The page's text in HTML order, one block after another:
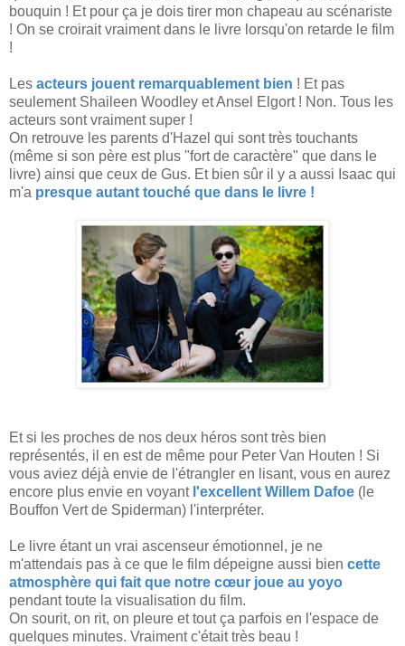
bouquin ! Et pour ça je dois tirer mon chapeau au scénariste
! On se croirait vraiment dans le livre lorsqu'on retarde le film
!
Les acteurs jouent remarquablement bien ! Et pas
seulement Shaileen Woodley et Ansel Elgort ! Non. Tous les
acteurs sont vraiment super !
On retrouve les parents d'Hazel qui sont très touchants
(même si son père est plus "fort de caractère" que dans le
livre) ainsi que ceux de Gus. Et bien sûr il y a aussi Isaac qui
m'a presque autant touché que dans le livre !
Et si les proches de nos deux héros sont très bien
représentés, il en est de même pour Peter Van Houten ! Si
vous aviez déjà envie de l'étrangler en lisant, vous en aurez
encore plus envie en voyant l'excellent Willem Dafoe (le
Bouffon Vert de Spiderman) l'interpréter.
Le livre étant un vrai ascenseur émotionnel, je ne
m'attendais pas à ce que le film dépeigne aussi bien cette
atmosphère qui fait que notre cœur joue au yoyo
pendant toute la visualisation du film.
On sourit, on rit, on pleure et tout ça parfois en l'espace de
quelques minutes. Vraiment c'était très beau !